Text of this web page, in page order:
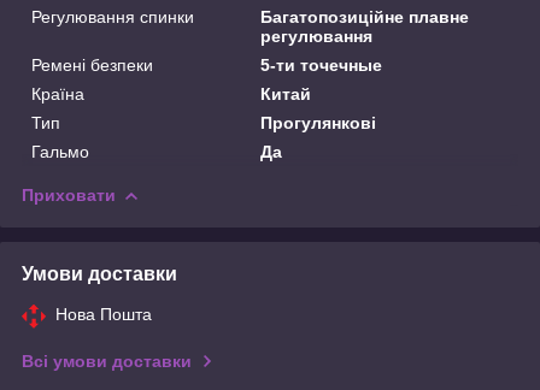
Регулювання спинки
Багатопозиційне плавне
регулювання
Ремені безпеки
5-ти точечные
Країна
Китай
Тип
Прогулянкові
Гальмо
Да
Приховати
Умови доставки
Нова Пошта
Всі умови доставки